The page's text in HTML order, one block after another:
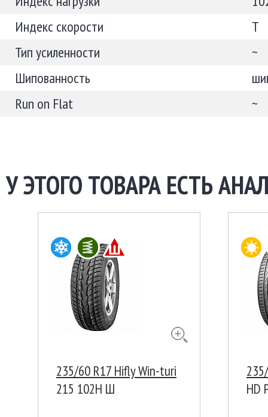
Индекс скорости
T
Тип усиленности
~
Шипованность
Run on Flat
~
У ЭТОГО ТОВАРА ЕСТЬ
235/60 R17 Hifly Win-turi
215 102H Ш
HD